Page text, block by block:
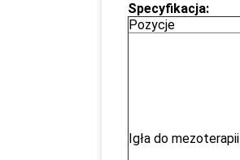
Specyfikacja:
Pozycje
Igła do mezoterapii